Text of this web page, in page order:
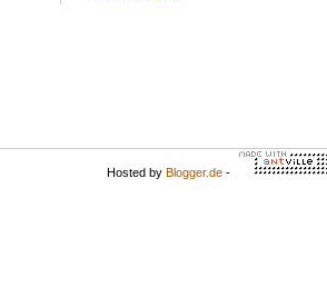
Hosted by Blogger.de -